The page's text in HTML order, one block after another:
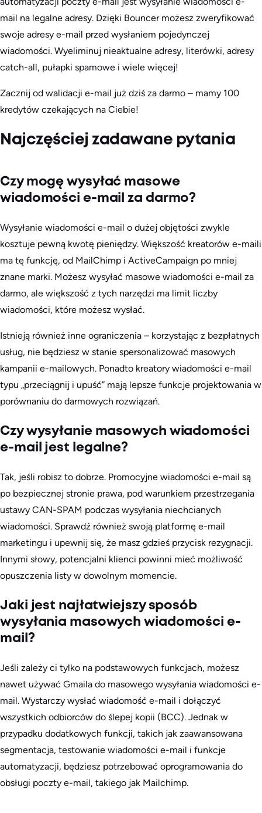
mail na legalne adresy. Dzięki Bouncer możesz zweryfikować
swoje adresy e-mail przed wysłaniem pojedynczej
wiadomości. Wyeliminuj nieaktualne adresy, literówki, adresy
catch-all, pułapki spamowe i wiele więcej!
Zacznij od walidacji e-mail już dziś za darmo – mamy 100
kredytów czekających na Ciebie!
Najczęściej zadawane pytania
Czy mogę wysyłać masowe
wiadomości e-mail za darmo?
Wysyłanie wiadomości e-mail o dużej objętości zwykle
kosztuje pewną kwotę pieniędzy. Większość kreatorów e-maili
ma tę funkcję, od MailChimp i ActiveCampaign po mniej
znane marki. Możesz wysyłać masowe wiadomości e-mail za
darmo, ale większość z tych narzędzi ma limit liczby
wiadomości, które możesz wysłać.
Istnieją również inne ograniczenia – korzystając z bezpłatnych
usług, nie będziesz w stanie spersonalizować masowych
kampanii e-mailowych. Ponadto kreatory wiadomości e-mail
typu „przeciągnij i upuść” mają lepsze funkcje projektowania w
porównaniu do darmowych rozwiązań.
Czy wysyłanie masowych wiadomości
e-mail jest legalne?
Tak, jeśli robisz to dobrze. Promocyjne wiadomości e-mail są
po bezpiecznej stronie prawa, pod warunkiem przestrzegania
ustawy CAN-SPAM podczas wysyłania niechcianych
wiadomości. Sprawdź również swoją platformę e-mail
marketingu i upewnij się, że masz gdzieś przycisk rezygnacji.
Innymi słowy, potencjalni klienci powinni mieć możliwość
opuszczenia listy w dowolnym momencie.
Jaki jest najłatwiejszy sposób
wysyłania masowych wiadomości e-
mail?
Jeśli zależy ci tylko na podstawowych funkcjach, możesz
nawet używać Gmaila do masowego wysyłania wiadomości e-
mail. Wystarczy wysłać wiadomość e-mail i dołączyć
wszystkich odbiorców do ślepej kopii (BCC). Jednak w
przypadku dodatkowych funkcji, takich jak zaawansowana
segmentacja, testowanie wiadomości e-mail i funkcje
automatyzacji, będziesz potrzebować oprogramowania do
obsługi poczty e-mail, takiego jak Mailchimp.